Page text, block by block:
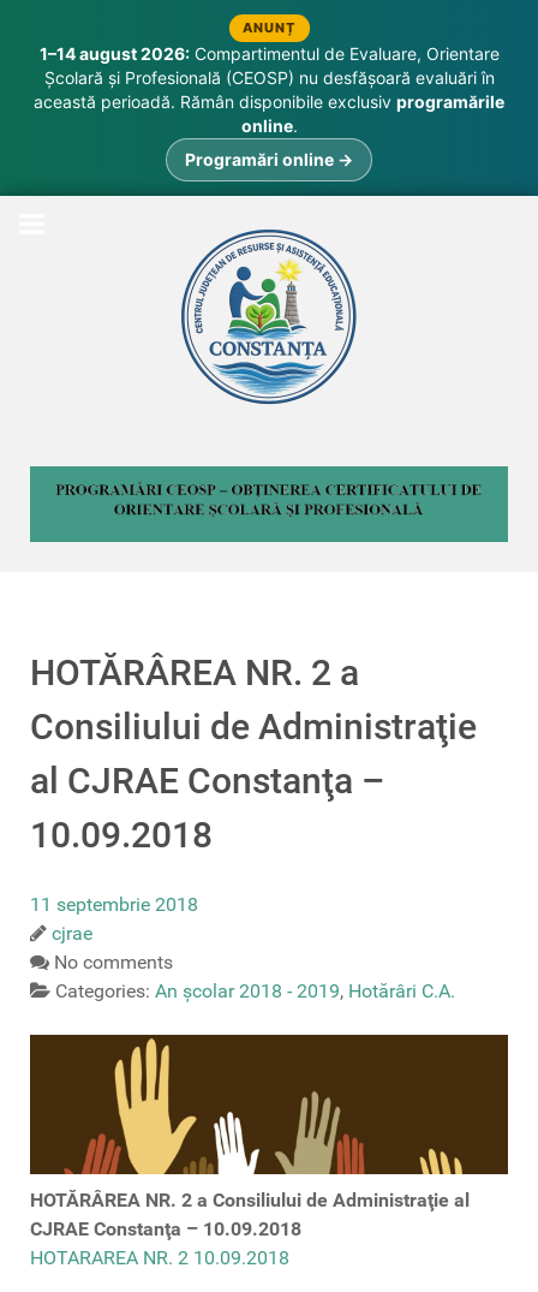
ANUNȚ
1–14 august 2026:Compartimentul de Evaluare, Orientare
Școlară și Profesională (CEOSP) nu desfășoară evaluări în
această perioadă. Rămân disponibile exclusiv programările
online.
Programări online →
HOTĂRÂREA NR. 2 a
Consiliului de Administraţie
al CJRAE Constanţa –
10.09.2018
11 septembrie 2018
cjrae
No comments
Categories: An școlar 2018 - 2019, Hotărâri C.A.
HOTĂRÂREA NR. 2 a Consiliului de Administraţie al
CJRAE Constanţa – 10.09.2018
HOTARAREA NR. 2 10.09.2018